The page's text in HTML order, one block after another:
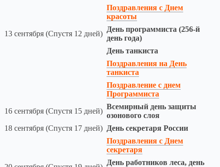
Поздравления с Днем
красоты
13 сентября (Спустя 12 дней)
День программиста (256-й
день года)
День танкиста
Поздравления на День
танкиста
Поздравление с днем
Программиста
16 сентября (Спустя 15 дней)
Всемирный день защиты
озонового слоя
18 сентября (Спустя 17 дней) День секретаря России
Поздравления с Днем
секретаря
День работников леса, день